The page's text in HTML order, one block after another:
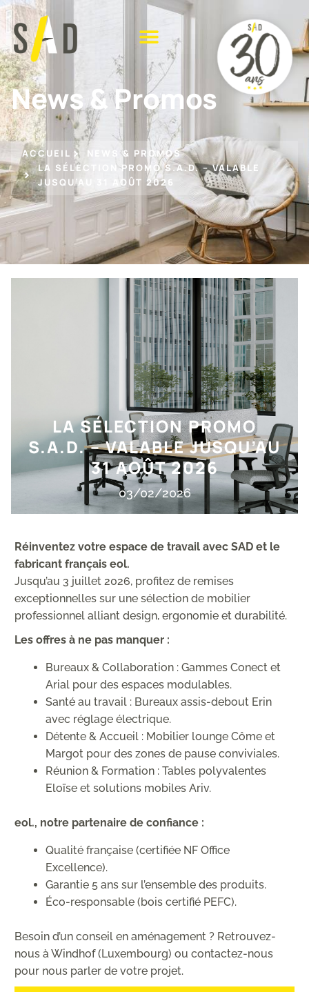
News & Promos
ACCUEIL
NEWS & PROMOS
LA SÉLECTION PROMO S.A.D. – VALABLE
JUSQU’AU 31 AOÛT 2026
LA SÉLECTION PROMO
S.A.D. – VALABLE JUSQU’AU
31 AOÛT 2026
03/02/2026
Réinventez votre espace de travail avec SAD et le
fabricant français eol.
Jusqu’au 3 juillet 2026, profitez de remises
exceptionnelles sur une sélection de mobilier
professionnel alliant design, ergonomie et durabilité.
Les offres à ne pas manquer :
Bureaux & Collaboration : Gammes Conect et
Arial pour des espaces modulables.
Santé au travail : Bureaux assis-debout Erin
avec réglage électrique.
Détente & Accueil : Mobilier lounge Côme et
Margot pour des zones de pause conviviales.
Réunion & Formation : Tables polyvalentes
Eloïse et solutions mobiles Ariv.
eol., notre partenaire de confiance :
Qualité française (certifiée NF Office
Excellence).
Garantie 5 ans sur l’ensemble des produits.
Éco-responsable (bois certifié PEFC).
Besoin d’un conseil en aménagement ? Retrouvez-
nous à Windhof (Luxembourg) ou contactez-nous
pour nous parler de votre projet.